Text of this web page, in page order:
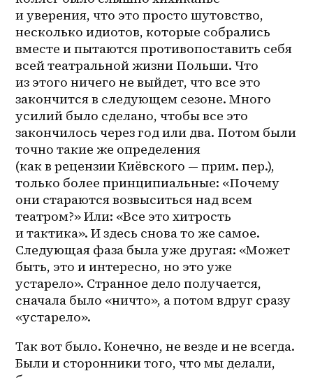
и уверения, что это просто шутовство,
несколько идиотов, которые собрались
вместе и пытаются противопоставить себя
всей театральной жизни Польши. Что
из этого ничего не выйдет, что все это
закончится в следующем сезоне. Много
усилий было сделано, чтобы все это
закончилось через год или два. Потом были
точно такие же определения
(как в рецензии Киёвского — прим. пер.),
только более принципиальные: «Почему
они стараются возвыситься над всем
театром?» Или: «Все это хитрость
и тактика». И здесь снова то же самое.
Следующая фаза была уже другая: «Может
быть, это и интересно, но это уже
устарело». Странное дело получается,
сначала было «ничто», а потом вдруг сразу
«устарело».
Так вот было. Конечно, не везде и не всегда.
Были и сторонники того, что мы делали,